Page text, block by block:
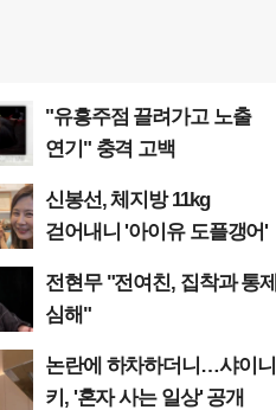
"유흥주점 끌려가고 노출
연기" 충격 고백
신봉선, 체지방 11kg
걷어내니 '아이유 도플갱어'
전현무 "전여친, 집착과 통제
심해"
논란에 하차하더니…샤이니
키, '혼자 사는 일상' 공개